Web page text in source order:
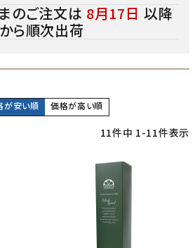
のご注文は 8月17日 以降
ら順次出荷
が安い順 価格が高い順
11件中 1-11件表示